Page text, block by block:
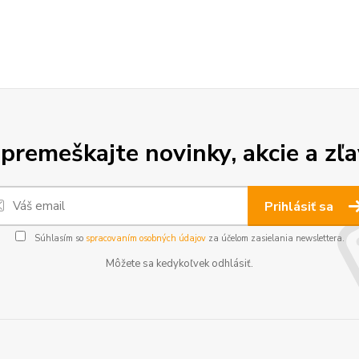
novinky, akcie a
Prihlásiť sa
Súhlasím so spracovaním osobných údajovza účelom zasielania newslettera.
Môžete sa kedykoľvek odhlásiť.